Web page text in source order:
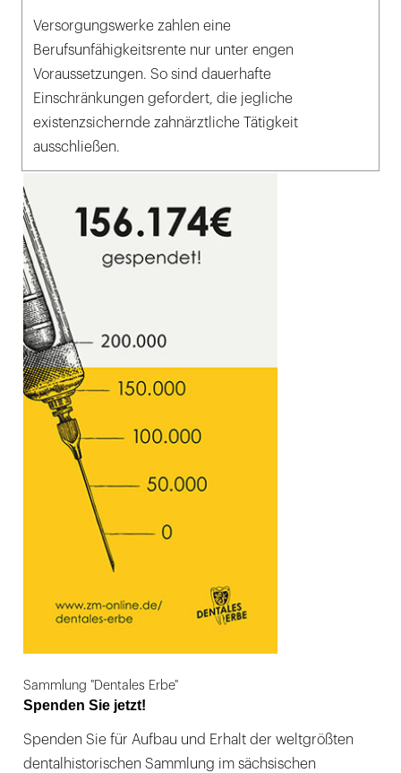
Versorgungswerke zahlen eine
Berufsunfähigkeitsrente nur unter engen
Voraussetzungen. So sind dauerhafte
Einschränkungen gefordert, die jegliche
existenzsichernde zahnärztliche Tätigkeit
ausschließen.
Sammlung "Dentales Erbe"
Spenden Sie jetzt!
Spenden Sie für Aufbau und Erhalt der weltgrößten
dentalhistorischen Sammlung im sächsischen